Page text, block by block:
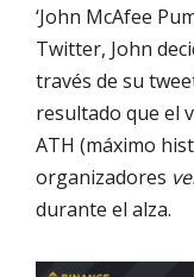
‘John McAfee
Twitter, John
través de su
resultado que el
ATH (máximo
organizadores
durante el alza.